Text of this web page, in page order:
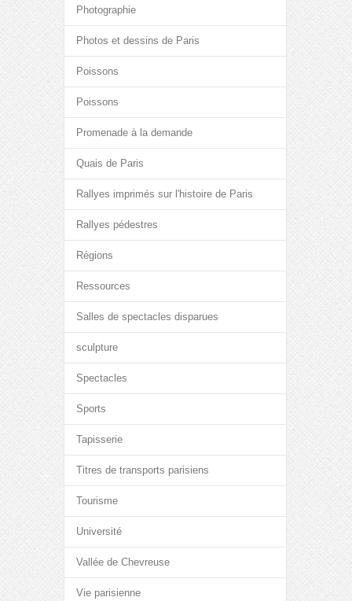
Photographie
Photos et dessins de Paris
Poissons
Poissons
Promenade à la demande
Quais de Paris
Rallyes imprimés sur l'histoire de Paris
Rallyes pédestres
Régions
Ressources
Salles de spectacles disparues
sculpture
Spectacles
Sports
Tapisserie
Titres de transports parisiens
Tourisme
Université
Vallée de Chevreuse
Vie parisienne